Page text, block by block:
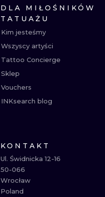
DLA MIŁOŚNIKÓW
TATUAŻU
Kim jesteśmy
Wszyscy artyści
Tattoo Concierge
Sklep
Vouchers
INKsearch blog
KONTAKT
Ul. Świdnicka 12-16
50-066
Wrocław
Poland